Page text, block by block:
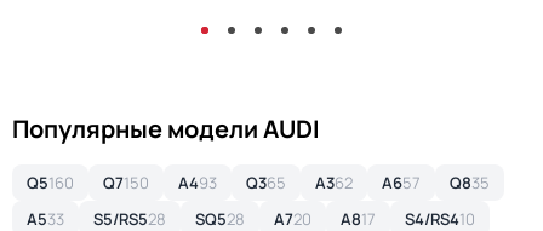
Популярные модели AUDI
Q5160 Q7150 A493 Q365 A362 A657 Q835
A533 S5/RS528 SQ528 A720 A817 S4/RS410